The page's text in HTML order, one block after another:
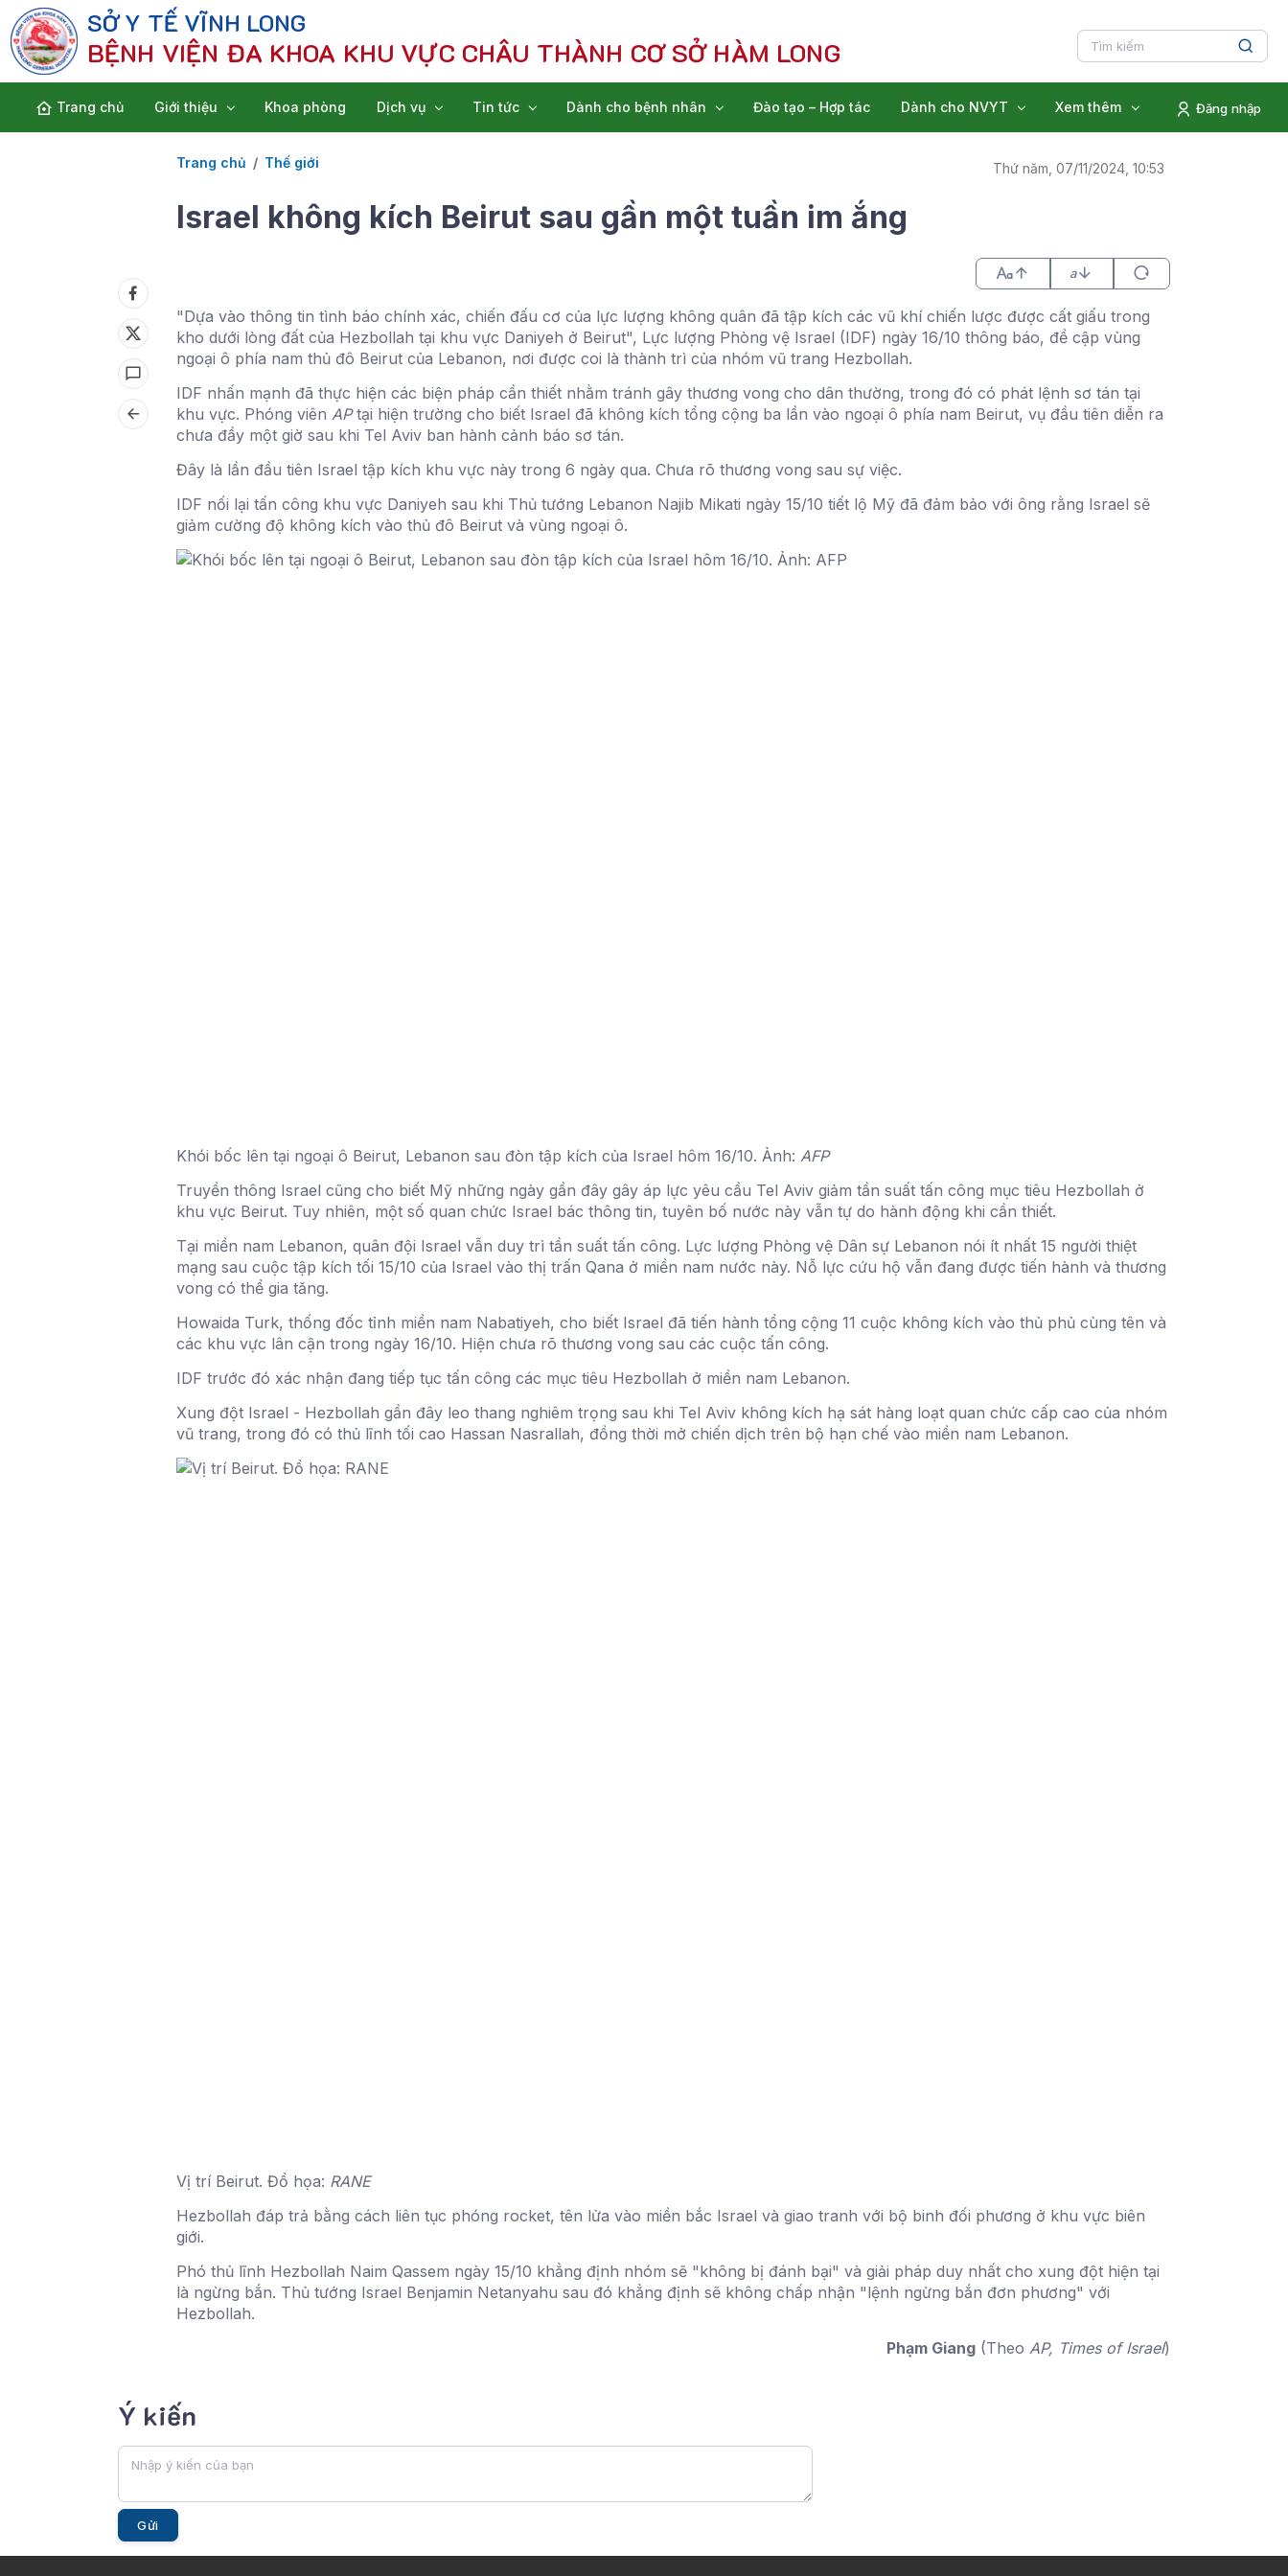
SỞ Y TẾ VĨNH LONG
BỆNH VIỆN ĐA KHOA KHU VỰC CHÂU THÀNH CƠ SỞ HÀM LONG
Trang chủ Giới thiệu Khoa phòng Dịch vụ Tin tức Dành cho bệnh nhân Đào tạo – Hợp tác Dành cho NVYT Xem thêm Đăng nhập
Trang chủ Thế giới Thứ năm, 07/11/2024, 10:53
Israel không kích Beirut sau gần một tuần im ắng
a
"Dựa vào thông tin tình báo chính xác, chiến đấu cơ của lực lượng không quân đã tập kích các vũ khí chiến lược được cất giấu trong
kho dưới lòng đất của Hezbollah tại khu vực Daniyeh ở Beirut", Lực lượng Phòng vệ Israel (IDF) ngày 16/10 thông báo, đề cập vùng
ngoại ô phía nam thủ đô Beirut của Lebanon, nơi được coi là thành trì của nhóm vũ trang Hezbollah.
IDF nhấn mạnh đã thực hiện các biện pháp cần thiết nhằm tránh gây thương vong cho dân thường, trong đó có phát lệnh sơ tán tại
khu vực. Phóng viênAPtại hiện trường cho biết Israel đã không kích tổng cộng ba lần vào ngoại ô phía nam Beirut, vụ đầu tiên diễn ra
chưa đầy một giờ sau khi Tel Aviv ban hành cảnh báo sơ tán.
Đây là lần đầu tiên Israel tập kích khu vực này trong 6 ngày qua. Chưa rõ thương vong sau sự việc.
IDF nối lại tấn công khu vực Daniyeh sau khi Thủ tướng Lebanon Najib Mikati ngày 15/10 tiết lộ Mỹ đã đảm bảo với ông rằng Israel sẽ
giảm cường độ không kích vào thủ đô Beirut và vùng ngoại ô.
Khói bốc lên tại ngoại ô Beirut, Lebanon sau đòn tập kích của Israel hôm 16/10. Ảnh:AFP
Truyền thông Israel cũng cho biết Mỹ những ngày gần đây gây áp lực yêu cầu Tel Aviv giảm tần suất tấn công mục tiêu Hezbollah ở
khu vực Beirut. Tuy nhiên, một số quan chức Israel bác thông tin, tuyên bố nước này vẫn tự do hành động khi cần thiết.
Tại miền nam Lebanon, quân đội Israel vẫn duy trì tần suất tấn công. Lực lượng Phòng vệ Dân sự Lebanon nói ít nhất 15 người thiệt
mạng sau cuộc tập kích tối 15/10 của Israel vào thị trấn Qana ở miền nam nước này. Nỗ lực cứu hộ vẫn đang được tiến hành và thương
vong có thể gia tăng.
Howaida Turk, thống đốc tỉnh miền nam Nabatiyeh, cho biết Israel đã tiến hành tổng cộng 11 cuộc không kích vào thủ phủ cùng tên và
các khu vực lân cận trong ngày 16/10. Hiện chưa rõ thương vong sau các cuộc tấn công.
IDF trước đó xác nhận đang tiếp tục tấn công các mục tiêu Hezbollah ở miền nam Lebanon.
Xung đột Israel - Hezbollah gần đây leo thang nghiêm trọng sau khi Tel Aviv không kích hạ sát hàng loạt quan chức cấp cao của nhóm
vũ trang, trong đó có thủ lĩnh tối cao Hassan Nasrallah, đồng thời mở chiến dịch trên bộ hạn chế vào miền nam Lebanon.
Vị trí Beirut. Đồ họa: RANE
Hezbollah đáp trả bằng cách liên tục phóng rocket, tên lửa vào miền bắc Israel và giao tranh với bộ binh đối phương ở khu vực biên
giới.
Phó thủ lĩnh Hezbollah Naim Qassem ngày 15/10 khẳng định nhóm sẽ "không bị đánh bại" và giải pháp duy nhất cho xung đột hiện tại
là ngừng bắn. Thủ tướng Israel Benjamin Netanyahu sau đó khẳng định sẽ không chấp nhận "lệnh ngừng bắn đơn phương" với
Hezbollah.
Phạm Giang (Theo AP, Times of Israel)
Ý kiến
Gửi